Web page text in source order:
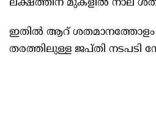
ലക്ഷത്തിന് മുകളില്‍ നാല്
ഇതില്‍ ആറ് ശതമാനത്തോളം
തരത്തിലുള്ള ജപ്തി നടപടി